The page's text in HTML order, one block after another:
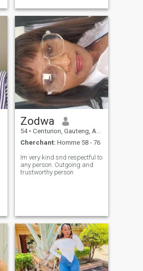
Zodwa
54 • Centurion, Gauteng, Afrique du Sud
Cherchant: Homme 58 - 76
Im very kind snd respectful to
any person. Outgoing and
trustworthy person